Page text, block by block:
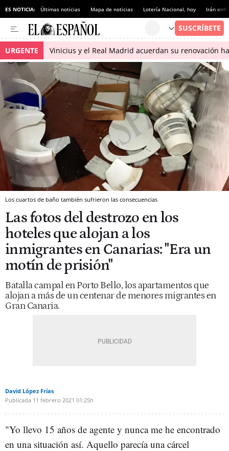
ES NOTICIA: Últimas noticias Mapa de noticias Lotería Nacional, hoy Irán
URGENTE Vinicius y el Real Madrid acuerdan su renovación
Los cuartos de baño también sufrieron las consecuencias
Las fotos del destrozo en los
hoteles que alojan a los
inmigrantes en Canarias: "Era un
motín de prisión"
Batalla campal en Porto Bello, los apartamentos que
alojan a más de un centenar de menores migrantes en
Gran Canaria.
David López Frías
Publicada 11 febrero 2021 01:25h
"Yo llevo 15 años de agente y nunca me he encontrado
en una situación así. Aquello parecía una cárcel